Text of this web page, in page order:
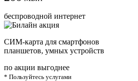
беспроводной интернет
СИМ-карта для смартфонов
планшетов, умных устройств
по акции выгоднее
* Пользуйтесь услугами